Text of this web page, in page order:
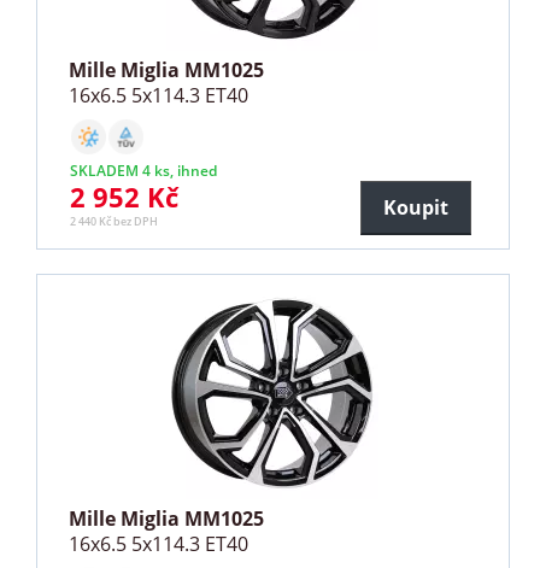
Mille Miglia MM1025
16x6.5 5x114.3 ET40
SKLADEM 4 ks, ihned
2 952 Kč
2 440 Kč bez DPH
Koupit
Mille Miglia MM1025
16x6.5 5x114.3 ET40